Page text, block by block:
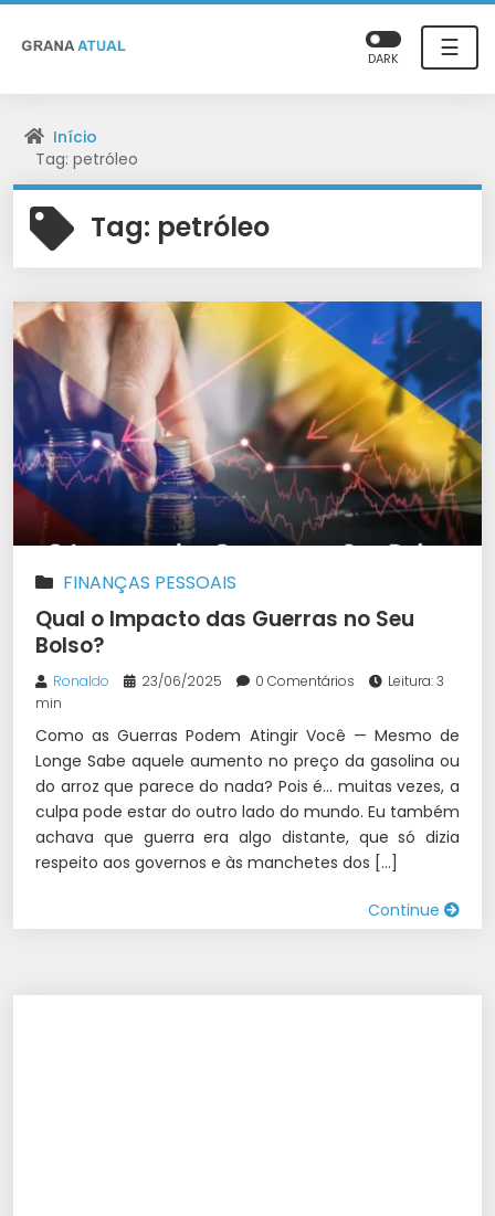
☰
DARK
Início
Tag: petróleo
Tag: petróleo
FINANÇAS PESSOAIS
Qual o Impacto das Guerras no Seu
Bolso?
Ronaldo 23/06/2025 0 Comentários
Leitura: 3
min
Como as Guerras Podem Atingir Você — Mesmo de
Longe Sabe aquele aumento no preço da gasolina ou
do arroz que parece do nada? Pois é… muitas vezes, a
culpa pode estar do outro lado do mundo. Eu também
achava que guerra era algo distante, que só dizia
respeito aos governos e às manchetes dos […]
Continue